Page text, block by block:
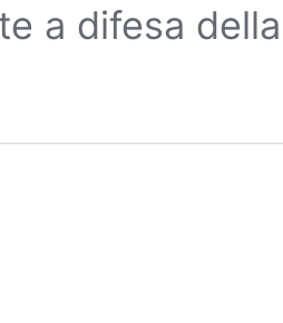
a difesa